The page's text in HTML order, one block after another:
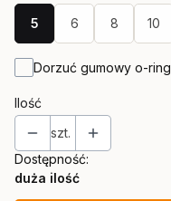
5 6 8 10
Dorzuć gumowy o-ring
Ilość
szt.
Dostępność:
duża ilość